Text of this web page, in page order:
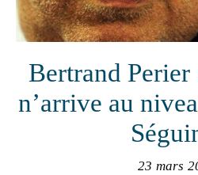
Bertrand Perier
n’arrive au
23 mars